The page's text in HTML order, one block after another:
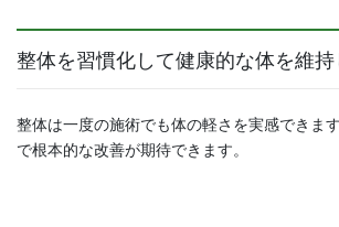
整体を習慣化して健康的な体を維持
整体は一度の施術でも体の軽さを実感できま
で根本的な改善が期待できます。